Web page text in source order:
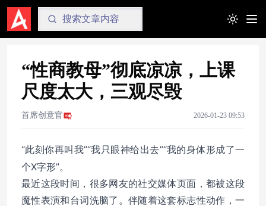
Toggle
“性商教母”彻底凉凉，上课
尺度太大，三观尽毁
首席创意官 2026-01-23 09:53
“此刻你再叫我”“我只眼神给出去”“我的身体形成了一
个X字形”。
最近这段时间，很多网友的社交媒体页面，都被这段
魔性表演和台词洗脑了。伴随着这套标志性动作，一